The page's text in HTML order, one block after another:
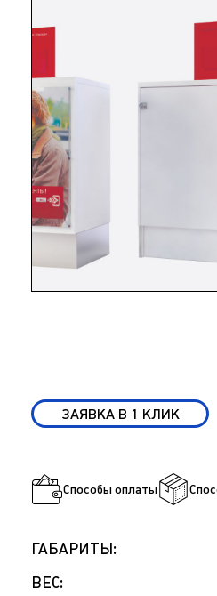
ЗАЯВКА В 1 КЛИК
Способы оплаты
ГАБАРИТЫ:
ВЕС: